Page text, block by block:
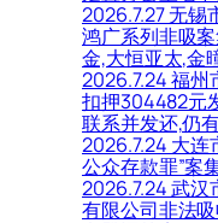
2026.7.27 无锡
鸿广系列非吸
金,大恒亚太,金
2026.7.24 福州
扣押304482元
联系并发还,仍
2026.7.24 大连
公众存款罪”案
2026.7.24 武汉
有限公司非法